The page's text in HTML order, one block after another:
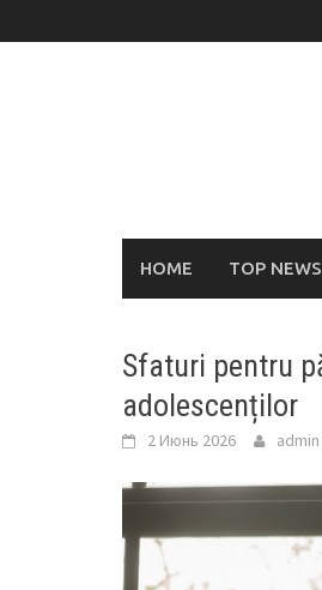
to
HOME TOP NEWS
Sfaturi pentru
adolescenților
2 Июнь 2026 admin